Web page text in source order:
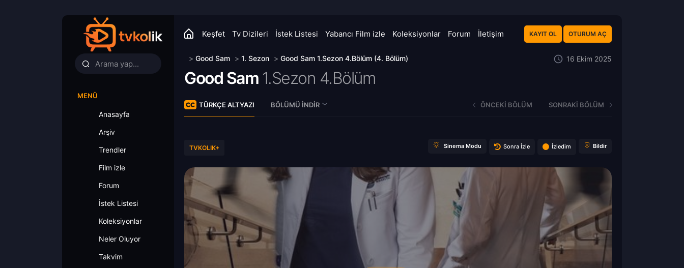
Keşfet Tv Dizileri İstek Listesi Yabancı Film izle Koleksiyonlar Forum İletişim KAYIT OL OTURUM AÇ
MENÜ
Anasayfa
Arşiv
Trendler
Film izle
Forum
İstek Listesi
Koleksiyonlar
Neler Oluyor
Takvim
> Good Sam > 1. Sezon > Good Sam 1.Sezon 4.Bölüm (4. Bölüm) 16 Ekim 2025
Good Sam 1.Sezon 4.Bölüm
TÜRKÇE ALTYAZI BÖLÜMÜ İNDIR ÖNCEKI BÖLÜM SONRAKI BÖLÜM
TVKOLIK+ Sinema Modu Sonra İzle İzledim Bildir